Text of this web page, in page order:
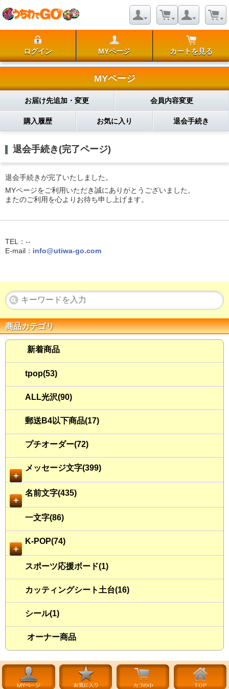
ログイン MYページ カートを見る
MYページ
お届け先追加・変更 会員内容変更
購入履歴 お気に入り 退会手続き
退会手続き(完了ページ)
退会手続きが完了いたしました。
MYページをご利用いただき誠にありがとうございました。
またのご利用を心よりお待ち申し上げます。
TEL：--
E-mail： info@utiwa-go.com
商品カテゴリ
新着商品
tpop(53)
ALL光沢(90)
郵送B4以下商品(17)
プチオーダー(72)
＋
メッセージ文字(399)
＋
名前文字(435)
一文字(86)
＋
K-POP(74)
スポーツ応援ボード(1)
カッティングシート土台(16)
シール(1)
オーナー商品